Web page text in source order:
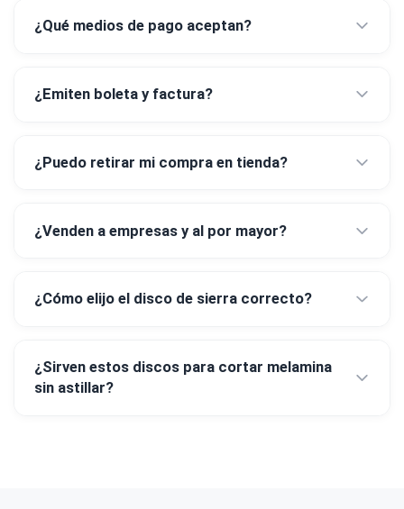
¿Qué medios de pago aceptan?
¿Emiten boleta y factura?
¿Puedo retirar mi compra en tienda?
¿Venden a empresas y al por mayor?
¿Cómo elijo el disco de sierra correcto?
¿Sirven estos discos para cortar melamina
sin astillar?